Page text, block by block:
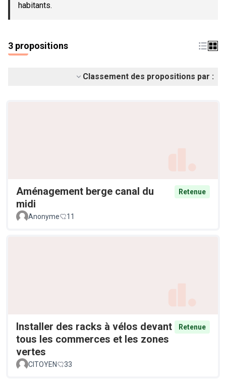
habitants.
3 propositions
Classement des propositions par :
Aménagement berge canal du
midi
Retenue
Anonyme 11
Installer des racks à vélos devant
tous les commerces et les zones
vertes
Retenue
CITOYEN 33